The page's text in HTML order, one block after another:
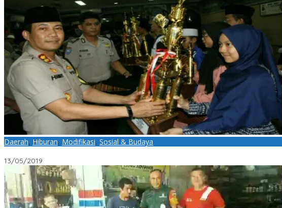
Daerah, Hiburan, Modifikasi, Sosial & Budaya
13/05/2019